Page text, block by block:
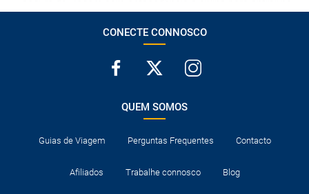
Web www.visitzanzibar.go.tz, onde, após o registo e o
pagamento, será fornecido um código QR que deve ser
apresentado antes do embarque para Zanzibar.
Os quartos triplos em África são geralmente quartos com
instala uma cama extra para a terceira pessoa, com os
inconvenientes que isso implica, por essa razão,
cada estabelecimento, mas em caso algum será antes das
15h00, salvo indicação em contrário.
CONECTE CONNOSCO
QUEM SOMOS
Guias de Viagem Perguntas Frequentes Contacto
Afiliados Trabalhe connosco Blog